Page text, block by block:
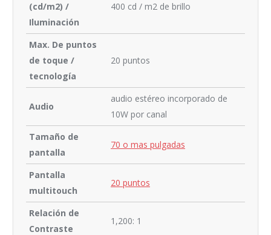
(cd/m2) /
Iluminación
400 cd / m2 de brillo
Max. De puntos
de toque /
tecnología
20 puntos
Audio
audio estéreo incorporado de
10W por canal
Tamaño de
pantalla
70 o mas pulgadas
Pantalla
multitouch
20 puntos
Relación de
Contraste
1,200: 1